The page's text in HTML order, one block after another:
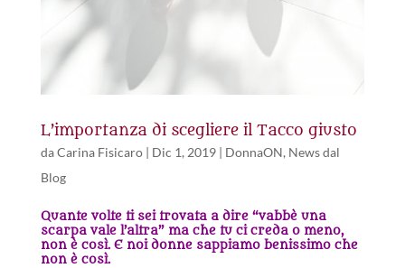
L’importanza di scegliere il Tacco giusto
daCarina Fisicaro| Dic 1, 2019| DonnaON, News dal
Blog
Quante volte ti sei trovata a dire “vabbè una
scarpa vale l’altra” ma che tu ci creda o meno,
non è così. E noi donne sappiamo benissimo che
non è così.